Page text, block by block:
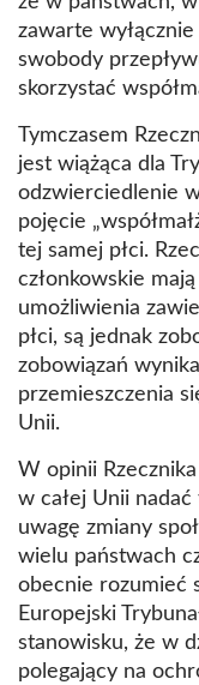
zawarte
swobody
skorzystać
Tymczasem
jest wiążąca dla
odzwierciedlenie
pojęcie
tej samej płci.
członkowskie
umożliwienia
płci, są jednak
zobowiązań
przemieszczenia
Unii.
W opinii Rzecznika
w całej Unii
uwagę zmiany
wielu państwach
obecnie rozumieć
Europejski
stanowisku, że w
polegający na